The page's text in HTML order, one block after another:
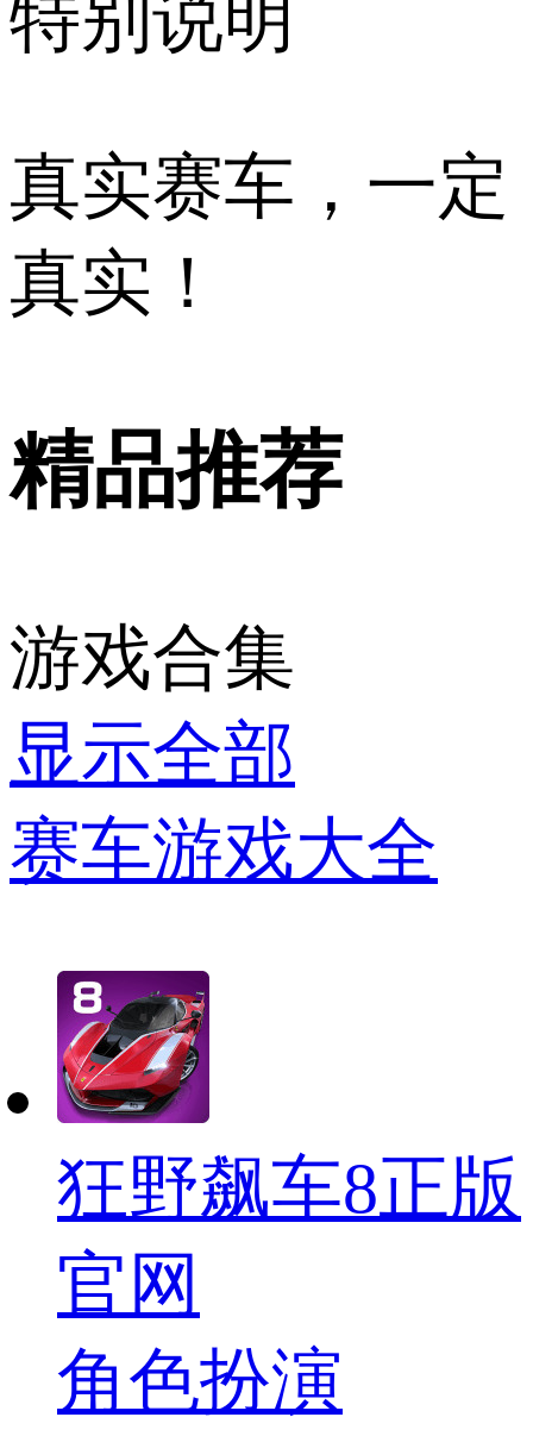
特别说明
真实赛车，一定
真实！
精品推荐
游戏合集
显示全部
赛车游戏大全
狂野飙车8正版
官网
角色扮演